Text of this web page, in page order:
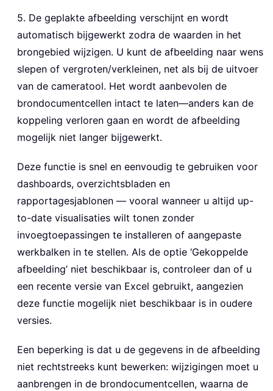
5. De geplakte afbeelding verschijnt en wordt
automatisch bijgewerkt zodra de waarden in het
brongebied wijzigen. U kunt de afbeelding naar wens
slepen of vergroten/verkleinen, net als bij de uitvoer
van de cameratool. Het wordt aanbevolen de
brondocumentcellen intact te laten—anders kan de
koppeling verloren gaan en wordt de afbeelding
mogelijk niet langer bijgewerkt.
Deze functie is snel en eenvoudig te gebruiken voor
dashboards, overzichtsbladen en
rapportagesjablonen — vooral wanneer u altijd up-
to-date visualisaties wilt tonen zonder
invoegtoepassingen te installeren of aangepaste
werkbalken in te stellen. Als de optie ‘Gekoppelde
afbeelding’ niet beschikbaar is, controleer dan of u
een recente versie van Excel gebruikt, aangezien
deze functie mogelijk niet beschikbaar is in oudere
versies.
Een beperking is dat u de gegevens in de afbeelding
niet rechtstreeks kunt bewerken: wijzigingen moet u
aanbrengen in de brondocumentcellen, waarna de